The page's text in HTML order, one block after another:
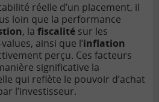
réelle d’un placement, il
loin que la performance
, la fiscalité sur les
ainsi que l’inflation
perçu. Ces facteurs
significative la
qui reflète le pouvoir d’achat
l’investisseur.